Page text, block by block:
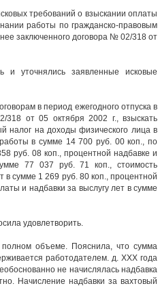
требований о взыскании оплаты
работы по гражданско-правовым
заключенного договора № 02/318 от
и уточнялись заявленные исковые
в период ежегодного отпуска в
318 от 05 октября 2002 г., взыскать
налог на доходы физического лица в
в сумме 14 700 руб. 00 коп., по
руб. 08 коп., процентной надбавке и
77 037 руб. 71 коп., стоимость
в сумме 1 269 руб. 80 коп., процентной
и надбавки за выслугу лет в сумме
удовлетворить.
объеме. Пояснила, что сумма
работодателем. д. XXX года
не начислялась надбавка
Начисление надбавки за вахтовый